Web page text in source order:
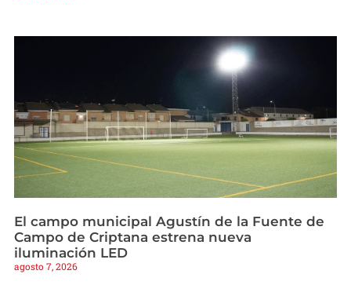
El campo municipal Agustín de la Fuente de
Campo de Criptana estrena nueva
iluminación LED
agosto 7, 2026